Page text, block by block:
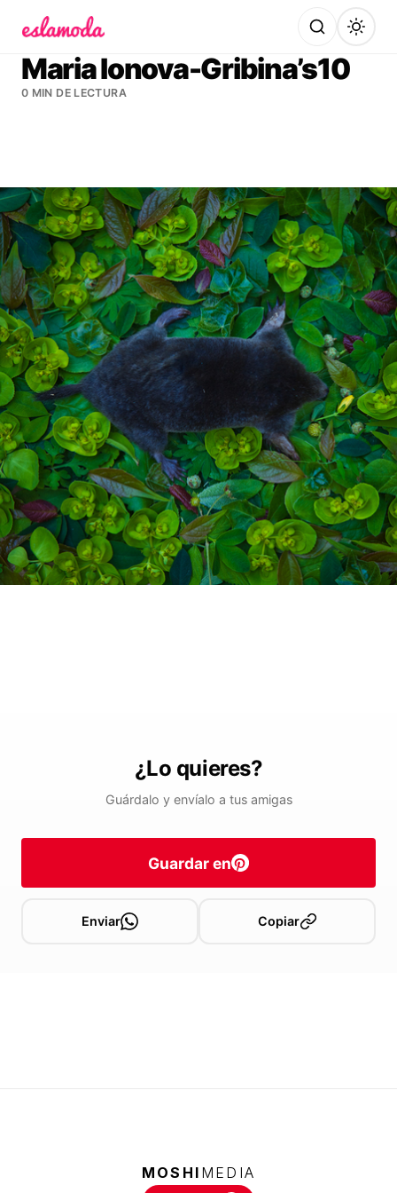
Maria Ionova-Gribina’s10
0 MIN DE LECTURA
¿Lo quieres?
Guárdalo y envíalo a tus amigas
Guardar en
Enviar Copiar
MOSHI MEDIA